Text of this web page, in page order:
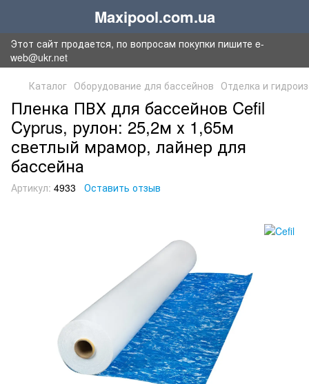
Maxipool.com.ua
Этот сайт продается, по вопросам покупки пишите e-
web@ukr.net
Каталог Оборудование для бассейнов Отделка и
Пленка ПВХ для бассейнов Cefil
Cyprus, рулон: 25,2м х 1,65м
светлый мрамор, лайнер для
бассейна
Артикул: 4933 Оставить отзыв